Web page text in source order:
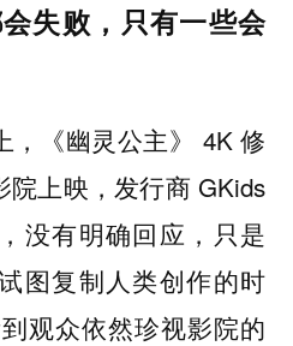
失败，只有一些会
，《幽灵公主》 4K 修
上映，发行商 GKids
没有明确回应，只是
图复制人类创作的时
观众依然珍视影院的